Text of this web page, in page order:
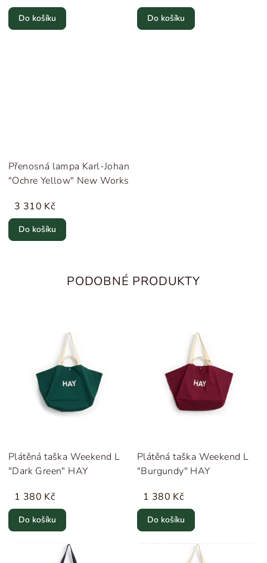
Do košíku Do košíku
Přenosná lampa Karl-Johan
"Ochre Yellow" New Works
3 310 Kč
Do košíku
PODOBNÉ PRODUKTY
Plátěná taška Weekend L
"Dark Green" HAY
1 380 Kč
Do košíku
Plátěná taška Weekend L
"Burgundy" HAY
1 380 Kč
Do košíku